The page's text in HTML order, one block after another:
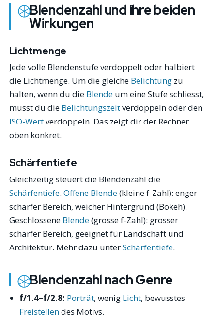
Blendenzahl und ihre beiden
Wirkungen
Lichtmenge
Jede volle Blendenstufe verdoppelt oder halbiert
die Lichtmenge. Um die gleiche Belichtung zu
halten, wenn du die Blende um eine Stufe schliesst,
musst du die Belichtungszeitverdoppeln oder den
ISO-Wertverdoppeln. Das zeigt dir der Rechner
oben konkret.
Schärfentiefe
Gleichzeitig steuert die Blendenzahl die
Schärfentiefe.Offene Blende(kleine f-Zahl): enger
scharfer Bereich, weicher Hintergrund (Bokeh).
Geschlossene Blende(grosse f-Zahl): grosser
scharfer Bereich, geeignet für Landschaft und
Architektur. Mehr dazu unterSchärfentiefe.
Blendenzahl nach Genre
f/1.4–f/2.8: Porträt, wenig Licht, bewusstes
Freistellendes Motivs.